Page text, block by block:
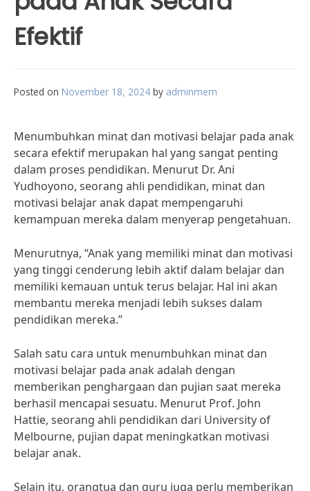
Efektif
Posted on November 18, 2024 by adminmem
Menumbuhkan minat dan motivasi belajar pada anak
secara efektif merupakan hal yang sangat penting
dalam proses pendidikan. Menurut Dr. Ani
Yudhoyono, seorang ahli pendidikan, minat dan
motivasi belajar anak dapat mempengaruhi
kemampuan mereka dalam menyerap pengetahuan.
Menurutnya, “Anak yang memiliki minat dan motivasi
yang tinggi cenderung lebih aktif dalam belajar dan
memiliki kemauan untuk terus belajar. Hal ini akan
membantu mereka menjadi lebih sukses dalam
pendidikan mereka.”
Salah satu cara untuk menumbuhkan minat dan
motivasi belajar pada anak adalah dengan
memberikan penghargaan dan pujian saat mereka
berhasil mencapai sesuatu. Menurut Prof. John
Hattie, seorang ahli pendidikan dari University of
Melbourne, pujian dapat meningkatkan motivasi
belajar anak.
Selain itu, orangtua dan guru juga perlu memberikan